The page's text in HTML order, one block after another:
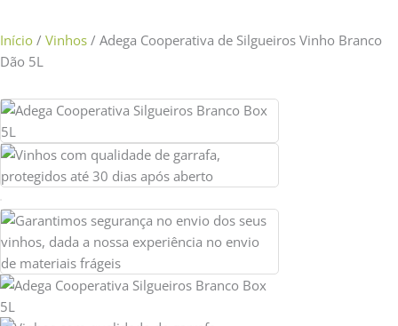
Início / Vinhos / Adega Cooperativa de Silgueiros Vinho Branco
Dão 5L